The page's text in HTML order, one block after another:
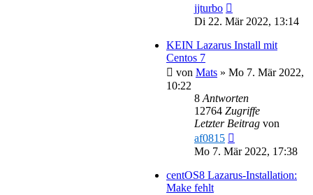
jjturbo
Di 22. Mär 2022, 13:14
KEIN Lazarus Install mit
Centos 7
von Mats » Mo 7. Mär 2022,
10:22
8 Antworten
12764 Zugriffe
Letzter Beitrag von
af0815
Mo 7. Mär 2022, 17:38
centOS8 Lazarus-Installation:
Make fehlt